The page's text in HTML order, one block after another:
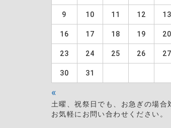
9 10 11 12 13
16 17 18 19 20
23 24 25 26 27
30 31
«
土曜、祝祭日でも、お急ぎの場合
お気軽にお問い合わせください。